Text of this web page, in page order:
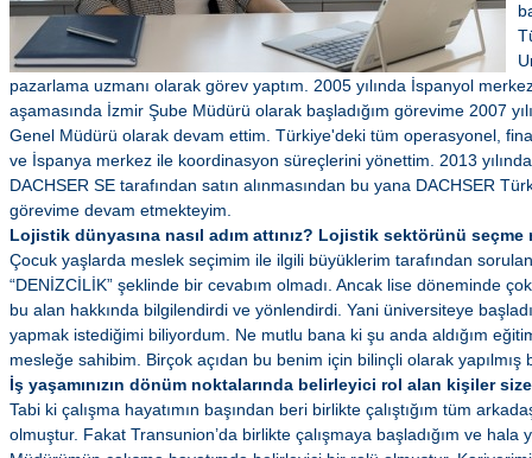
pazarlama uzmanı olarak görev yaptım. 2005 yılında İspanyol
aşamasında İzmir Şube Müdürü olarak başladığım görevime 2007
Genel Müdürü olarak devam ettim. Türkiye'deki tüm operasyonel,
ve İspanya merkez ile koordinasyon süreçlerini yönettim. 2013
DACHSER SE tarafından satın alınmasından bu yana DACHSER
görevime devam etmekteyim.
Lojistik dünyasına nasıl adım attınız? Lojistik sektörünü
Çocuk yaşlarda meslek seçimim ile ilgili büyüklerim tarafından
“DENİZCİLİK” şeklinde bir cevabım olmadı. Ancak lise döneminde
bu alan hakkında bilgilendirdi ve yönlendirdi. Yani üniversiteye
yapmak istediğimi biliyordum. Ne mutlu bana ki şu anda aldığım
mesleğe sahibim. Birçok açıdan bu benim için bilinçli olarak yapılmış
İş yaşamınızın dönüm noktalarında belirleyici rol alan kişiler
Tabi ki çalışma hayatımın başından beri birlikte çalıştığım tüm
olmuştur. Fakat Transunion’da birlikte çalışmaya başladığım ve hala